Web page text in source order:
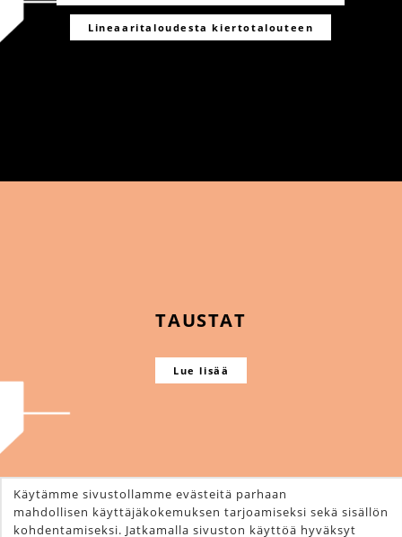
Lineaaritaloudesta kiertotalouteen
TAUSTAT
Lue lisää
Käytämme sivustollamme evästeitä parhaan
mahdollisen käyttäjäkokemuksen tarjoamiseksi sekä sisällön
kohdentamiseksi. Jatkamalla sivuston käyttöä hyväksyt